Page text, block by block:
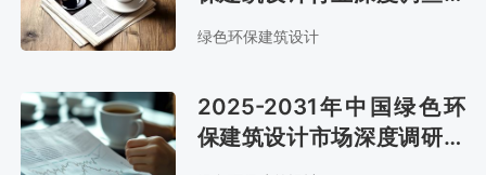
投资战略报告
绿色环保建筑设计
2025-2031年中国绿色环
保建筑设计市场深度调研与
前景趋势报告